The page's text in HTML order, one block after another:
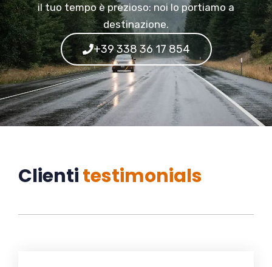
il tuo tempo è prezioso: noi lo portiamo a
destinazione.
+39 338 36 17 854
Clientitestimonials